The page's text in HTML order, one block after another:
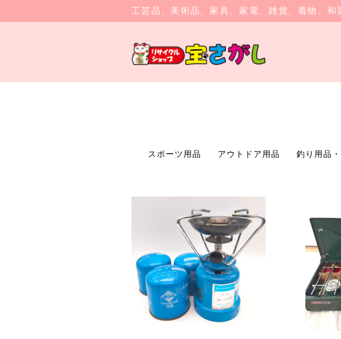
工芸品、美術品、家具、家電、雑貨、着物、和
スポーツ用品 アウトドア用品 釣り用品